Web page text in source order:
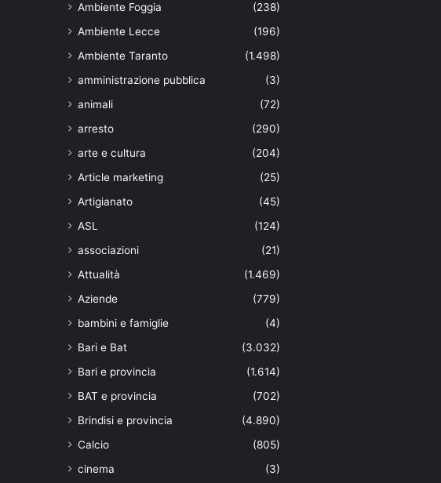
Ambiente Foggia
(238)
Ambiente Lecce
(196)
Ambiente Taranto
(1.498)
amministrazione pubblica
(3)
animali
(72)
arresto
(290)
arte e cultura
(204)
Article marketing
(25)
Artigianato
(45)
ASL
(124)
associazioni
(21)
Attualità
(1.469)
Aziende
(779)
bambini e famiglie
(4)
Bari e Bat
(3.032)
Bari e provincia
(1.614)
BAT e provincia
(702)
Brindisi e provincia
(4.890)
Calcio
(805)
cinema
(3)